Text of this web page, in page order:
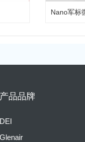
Nano军标
品品牌